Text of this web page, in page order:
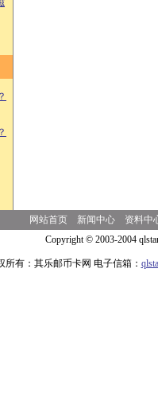
网站首页 新闻中心
资料中
Copyright © 2003-2004
所有：其乐邮币卡网 电子信箱：